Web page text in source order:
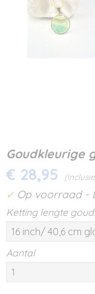
Goudkleurige
€ 28,95
✓ Op voorraad -
Ketting lengte
Aantal